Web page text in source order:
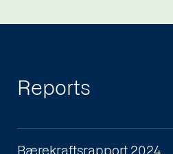
Reports
Bærekraftsrapport 2024